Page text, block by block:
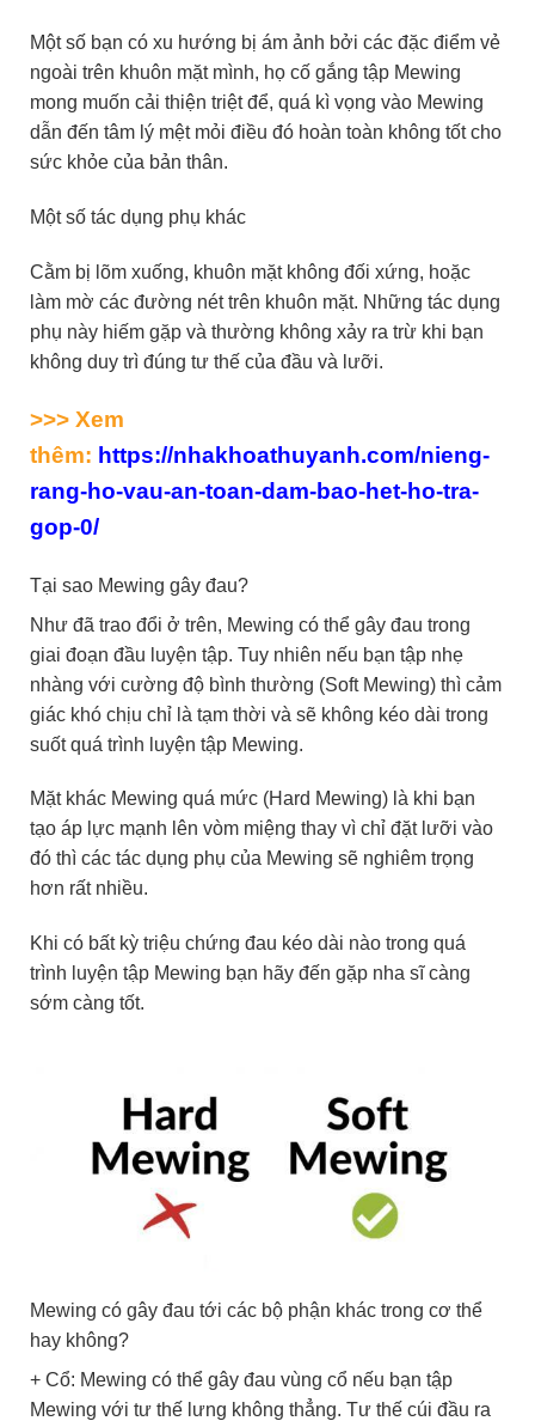
Một số bạn có xu hướng bị ám ảnh bởi các đặc điểm vẻ
ngoài trên khuôn mặt mình, họ cố gắng tập Mewing
mong muốn cải thiện triệt để, quá kì vọng vào Mewing
dẫn đến tâm lý mệt mỏi điều đó hoàn toàn không tốt cho
sức khỏe của bản thân.
Một số tác dụng phụ khác
Cằm bị lõm xuống, khuôn mặt không đối xứng, hoặc
làm mờ các đường nét trên khuôn mặt. Những tác dụng
phụ này hiếm gặp và thường không xảy ra trừ khi bạn
không duy trì đúng tư thế của đầu và lưỡi.
>>> Xem
thêm: https://nhakhoathuyanh.com/nieng-
rang-ho-vau-an-toan-dam-bao-het-ho-tra-
gop-0/
Tại sao Mewing gây đau?
Như đã trao đổi ở trên, Mewing có thể gây đau trong
giai đoạn đầu luyện tập. Tuy nhiên nếu bạn tập nhẹ
nhàng với cường độ bình thường (Soft Mewing) thì cảm
giác khó chịu chỉ là tạm thời và sẽ không kéo dài trong
suốt quá trình luyện tập Mewing.
Mặt khác Mewing quá mức (Hard Mewing) là khi bạn
tạo áp lực mạnh lên vòm miệng thay vì chỉ đặt lưỡi vào
đó thì các tác dụng phụ của Mewing sẽ nghiêm trọng
hơn rất nhiều.
Khi có bất kỳ triệu chứng đau kéo dài nào trong quá
trình luyện tập Mewing bạn hãy đến gặp nha sĩ càng
sớm càng tốt.
Mewing có gây đau tới các bộ phận khác trong cơ thể
hay không?
+ Cổ: Mewing có thể gây đau vùng cổ nếu bạn tập
Mewing với tư thế lưng không thẳng. Tư thế cúi đầu ra